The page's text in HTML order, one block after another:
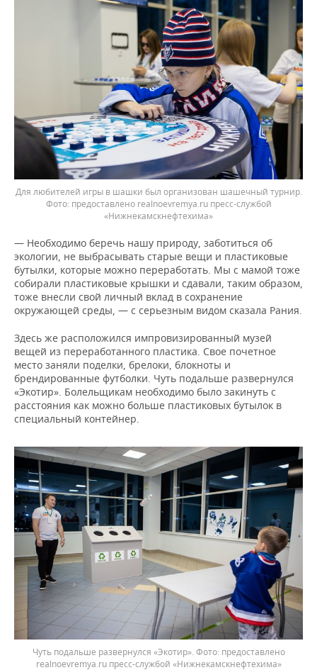
Для любителей игры в шашки был организован шашечный турнир.
предоставлено realnoevremya.ru пресс-службой
«Нижнекамскнефтехима»
— Необходимо беречь нашу природу, заботиться об
экологии, не выбрасывать старые вещи и пластиковые
бутылки, которые можно переработать. Мы с мамой тоже
собирали пластиковые крышки и сдавали, таким образом,
тоже внесли свой личный вклад в сохранение
окружающей среды, — с серьезным видом сказала Рания.
Здесь же расположился импровизированный музей
вещей из переработанного пластика. Свое почетное
место заняли поделки, брелоки, блокноты и
брендированные футболки. Чуть подальше развернулся
«Экотир». Болельщикам необходимо было закинуть с
расстояния как можно больше пластиковых бутылок в
специальный контейнер.
Чуть подальше развернулся «Экотир».
предоставлено
realnoevremya.ru пресс-службой «Нижнекамскнефтехима»